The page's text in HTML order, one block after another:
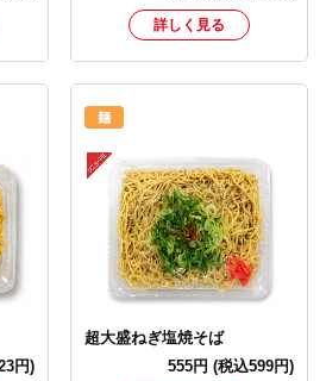
詳しく見る
円)
超大盛ねぎ塩焼そば
555円(税込599円)